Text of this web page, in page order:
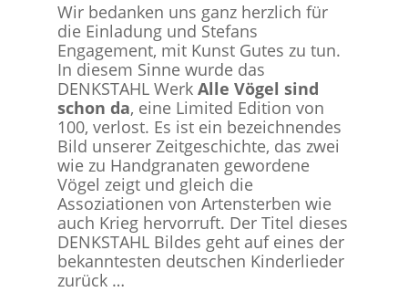
Wir bedanken uns ganz herzlich für
die Einladung und Stefans
Engagement, mit Kunst Gutes zu tun.
In diesem Sinne wurde das
DENKSTAHL Werk Alle Vögel sind
schon da, eine Limited Edition von
100, verlost. Es ist ein bezeichnendes
Bild unserer Zeitgeschichte, das zwei
wie zu Handgranaten gewordene
Vögel zeigt und gleich die
Assoziationen von Artensterben wie
auch Krieg hervorruft. Der Titel dieses
DENKSTAHL Bildes geht auf eines der
bekanntesten deutschen Kinderlieder
zurück …